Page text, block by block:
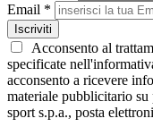
Email *
Iscriviti
Acconsento al
specificate
acconsento a ricevere
materiale pubblicitario
sport s.p.a., posta